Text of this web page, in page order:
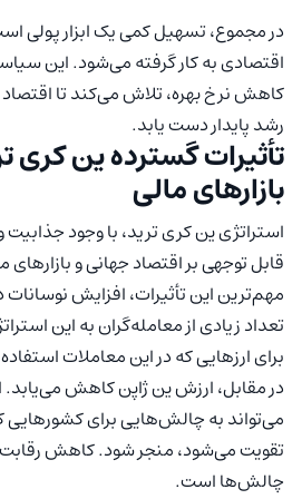
در مجموع، تسهیل کمی یک ابزار پولی
اقتصادی به کار گرفته می‌شود. این
کاهش نرخ بهره، تلاش می‌کند تا اقتصاد
رشد پایدار دست یابد.
تأثیرات گسترده ین کری
بازارهای مالی
استراتژی ین کری ترید، با وجود جذابیت
قابل توجهی بر اقتصاد جهانی و
مهم‌ترین این تأثیرات، افزایش نوسانات
تعداد زیادی از معامله‌گران به این
برای ارزهایی که در این معاملات
در مقابل، ارزش ین ژاپن کاهش می‌یابد.
می‌تواند به چالش‌هایی برای کشورهایی
تقویت می‌شود، منجر شود. کاهش
چالش‌ها است.